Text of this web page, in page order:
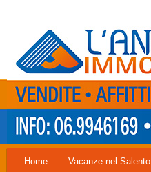
Home Vacanze nel Salento